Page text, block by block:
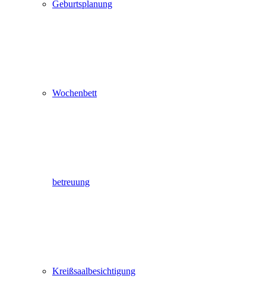
Geburtsplanung
Wochenbett
betreuung
Kreißsaalbesichtigung